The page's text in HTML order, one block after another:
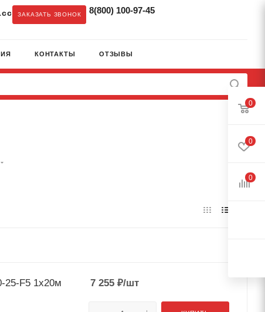
ЗАКАЗАТЬ ЗВОНОК 8(800) 100-97-45
КОНТАКТЫ ОТЗЫВЫ
25-F5 1x20м 7 255 ₽/шт
0
0
0